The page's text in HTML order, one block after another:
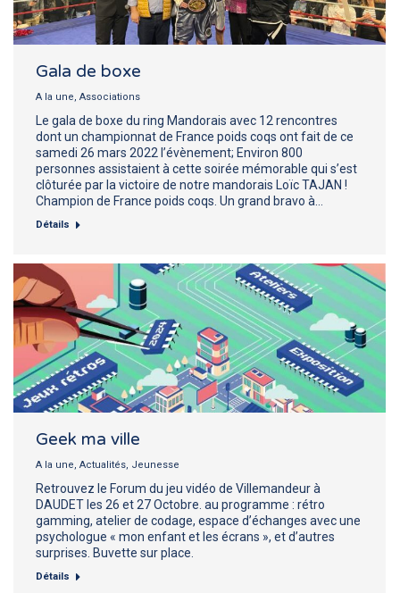
Gala de boxe
A la une, Associations
Le gala de boxe du ring Mandorais avec 12 rencontres
dont un championnat de France poids coqs ont fait de ce
samedi 26 mars 2022 l’évènement; Environ 800
personnes assistaient à cette soirée mémorable qui s’est
clôturée par la victoire de notre mandorais Loïc TAJAN !
Champion de France poids coqs. Un grand bravo à…
Détails
Geek ma ville
A la une, Actualités, Jeunesse
Retrouvez le Forum du jeu vidéo de Villemandeur à
DAUDET les 26 et 27 Octobre. au programme : rétro
gamming, atelier de codage, espace d’échanges avec une
psychologue « mon enfant et les écrans », et d’autres
surprises. Buvette sur place.
Détails